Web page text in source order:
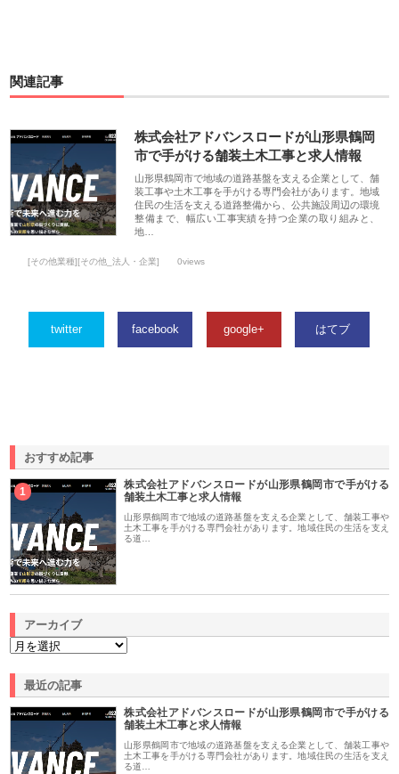
関連記事
株式会社アドバンスロードが山形県鶴岡
市で手がける舗装土木工事と求人情報
山形県鶴岡市で地域の道路基盤を支える企業として、舗
装工事や土木工事を手がける専門会社があります。地域
住民の生活を支える道路整備から、公共施設周辺の環境
整備まで、幅広い工事実績を持つ企業の取り組みと、
地…
[その他業種][その他_法人・企業] 0views
twitter facebook google+ はてブ
おすすめ記事
1
株式会社アドバンスロードが山形県鶴岡市で手がける
舗装土木工事と求人情報
山形県鶴岡市で地域の道路基盤を支える企業として、舗装工事や
土木工事を手がける専門会社があります。地域住民の生活を支え
る道…
アーカイブ
最近の記事
株式会社アドバンスロードが山形県鶴岡市で手がける
舗装土木工事と求人情報
山形県鶴岡市で地域の道路基盤を支える企業として、舗装工事や
土木工事を手がける専門会社があります。地域住民の生活を支え
る道…